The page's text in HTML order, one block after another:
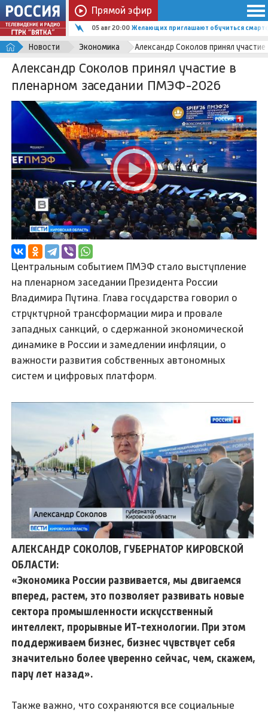
Прямой эфир
05 авг 20:00 Желающих приглашают обучиться
Новости Экономика Александр Соколов принял
Александр Соколов принял участие в
пленарном заседании ПМЭФ-2026
Центральным событием ПМЭФ стало выступление
на пленарном заседании Президента России
Владимира Путина. Глава государства говорил о
структурной трансформации мира и провале
западных санкций, о сдержанной экономической
динамике в России и замедлении инфляции, о
важности развития собственных автономных
систем и цифровых платформ.
АЛЕКСАНДР СОКОЛОВ, ГУБЕРНАТОР КИРОВСКОЙ
ОБЛАСТИ:
«Экономика России развивается, мы двигаемся
вперед, растем, это позволяет развивать новые
сектора промышленности искусственный
интеллект, прорывные ИТ-технологии. При этом
поддерживаем бизнес, бизнес чувствует себя
значительно более уверенно сейчас, чем, скажем,
пару лет назад».
Также важно, что сохраняются все социальные